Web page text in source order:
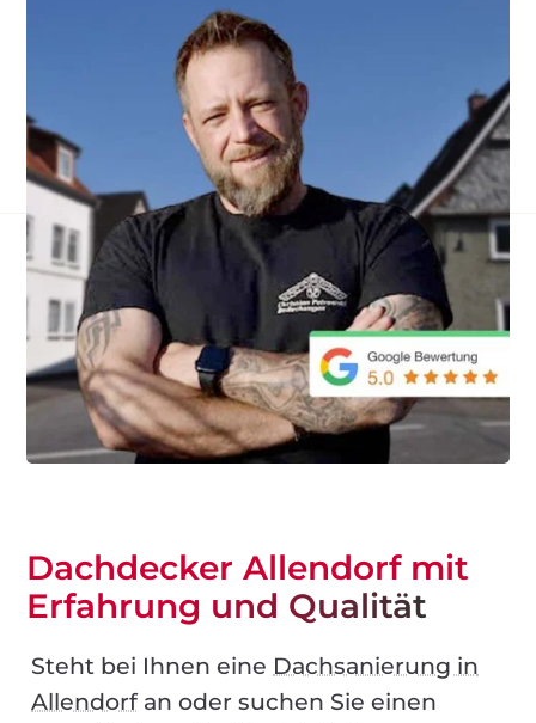
Dachdecker Allendorf mit
Erfahrung und Qualität
Steht bei Ihnen eine Dachsanierung in
Allendorfan oder suchen Sie einen